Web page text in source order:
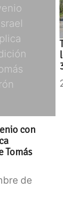
con
Tomás
de